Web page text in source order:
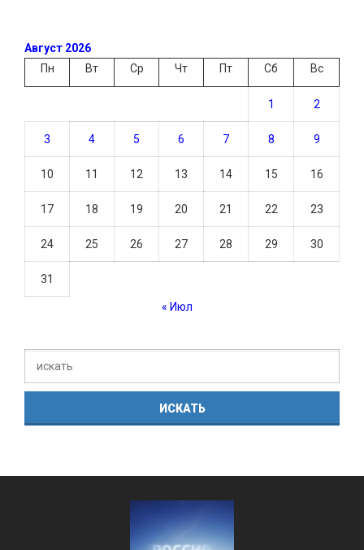
Август 2026
Пн
Вт Ср Чт Пт Сб Вс
1 2
3 4 5 6 7 8 9
10 11 12 13 14 15 16
17 18 19 20 21 22 23
24 25 26 27 28 29 30
31
« Июл